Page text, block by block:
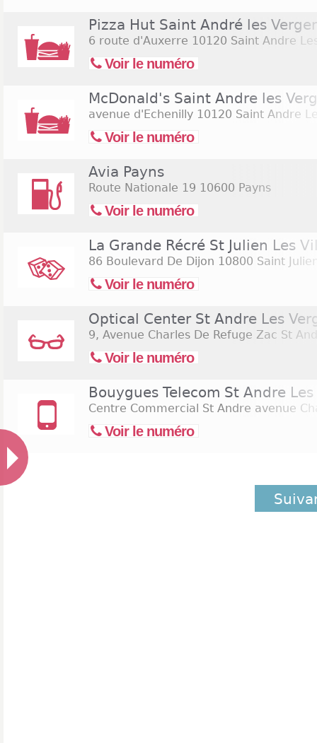
Pizza Hut Saint André les
6 route d'Auxerre 10120 Saint Andre
Voir le numéro
McDonald's Saint Andre les
avenue d'Echenilly 10120 Saint Andre
Voir le numéro
Avia Payns
Route Nationale 19 10600 Payns
Voir le numéro
La Grande Récré St Julien Les
86 Boulevard De Dijon 10800 Saint
Voir le numéro
Optical Center St Andre Les
9, Avenue Charles De Refuge Zac St
Voir le numéro
Bouygues Telecom St Andre
Centre Commercial St Andre avenue
Voir le numéro